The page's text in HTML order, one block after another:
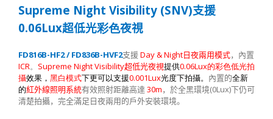
Supreme Night Visibility (SNV)支援
0.06Lux超低光彩色夜視
FD816B-HF2 / FD836B-HVF2支援 Day & Night日夜兩用模式，內置
ICR。 Supreme Night Visibility超低光夜視提供0.06Lux的彩色低光拍
攝效果， 黑白模式下更可以支援0.001Lux光度下拍攝。 內置的全新
的紅外線照明系統有效照射距離高達 30m ，於全黑環境(0Lux)下仍可
清楚拍攝，完全滿足日夜兩用的戶外安裝環境。